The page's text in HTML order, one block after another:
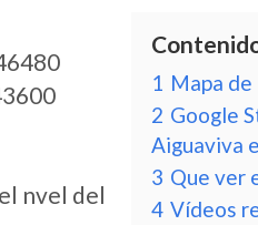
nvel del
1 Mapa
2 Google
Aiguaviva
3 Que ver
4 Vídeos